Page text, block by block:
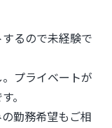
るので未経験で
プライベートが
。
勤務希望もご相